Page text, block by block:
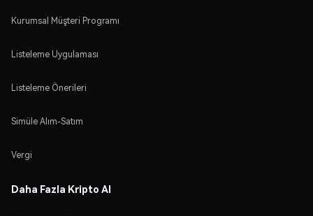
Kurumsal Müşteri Programı
Listeleme Uygulaması
Listeleme Önerileri
Simüle Alım-Satım
Vergi
Daha Fazla Kripto Al